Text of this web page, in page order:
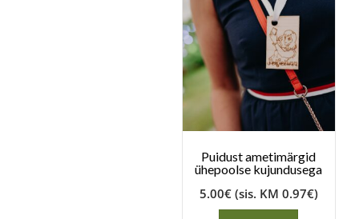
Puidust ametimärgid
ühepoolse kujundusega
5.00€ (sis. KM 0.97€)